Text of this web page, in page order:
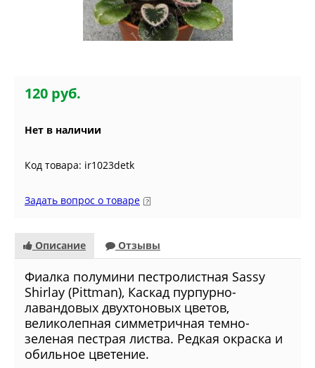
120 руб.
Нет в наличии
Код товара: ir1023detk
Задать вопрос о товаре
Описание Отзывы
Фиалкa полумини пестролистная Sassy
Shirlay (Pittman), Каскад пурпурно-
лавандовых двухтоновых цветов,
великолепная симметричная темно-
зеленая пестрая листва. Редкая окраска и
обильное цветение.